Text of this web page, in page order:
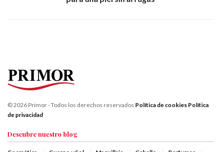
© 2026 Primor - Todos los derechos reservados Política de cookies Política
de privacidad
Descubre nuestro blog